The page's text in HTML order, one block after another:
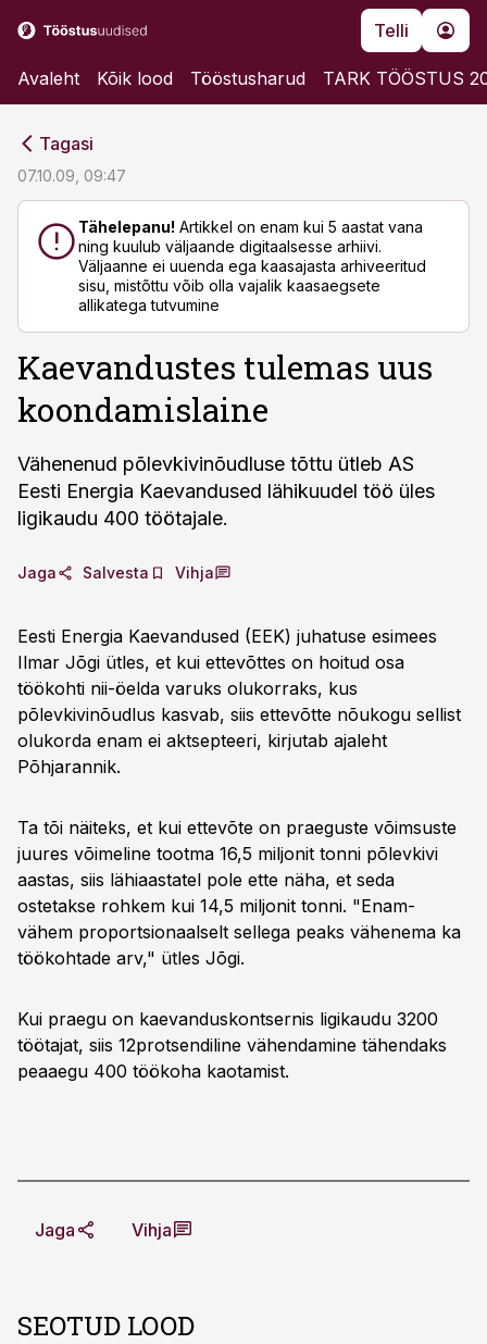
Telli
Avaleht Kõik lood Tööstusharud TARK TÖÖSTUS
Tagasi
07.10.09, 09:47
Tähelepanu! Artikkel on enam kui 5 aastat vana
ning kuulub väljaande digitaalsesse arhiivi.
Väljaanne ei uuenda ega kaasajasta arhiveeritud
sisu, mistõttu võib olla vajalik kaasaegsete
allikatega tutvumine
Kaevandustes tulemas uus
koondamislaine
Vähenenud põlevkivinõudluse tõttu ütleb AS
Eesti Energia Kaevandused lähikuudel töö üles
ligikaudu 400 töötajale.
Jaga Salvesta Vihja
Eesti Energia Kaevandused (EEK) juhatuse esimees
Ilmar Jõgi ütles, et kui ettevõttes on hoitud osa
töökohti nii-öelda varuks olukorraks, kus
põlevkivinõudlus kasvab, siis ettevõtte nõukogu sellist
olukorda enam ei aktsepteeri, kirjutab ajaleht
Põhjarannik.
Ta tõi näiteks, et kui ettevõte on praeguste võimsuste
juures võimeline tootma 16,5 miljonit tonni põlevkivi
aastas, siis lähiaastatel pole ette näha, et seda
ostetakse rohkem kui 14,5 miljonit tonni. "Enam-
vähem proportsionaalselt sellega peaks vähenema ka
töökohtade arv," ütles Jõgi.
Kui praegu on kaevanduskontsernis ligikaudu 3200
töötajat, siis 12protsendiline vähendamine tähendaks
peaaegu 400 töökoha kaotamist.
Jaga Vihja
SEOTUD LOOD